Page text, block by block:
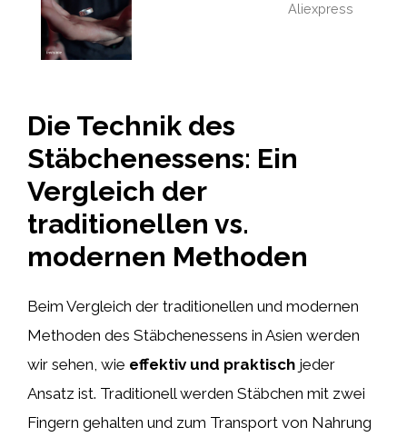
Aliexpress
Die Technik des
Stäbchenessens: Ein
Vergleich der
traditionellen vs.
modernen Methoden
Beim Vergleich der traditionellen und modernen
Methoden des Stäbchenessens in Asien werden
wir sehen, wie effektiv und praktisch jeder
Ansatz ist. Traditionell werden Stäbchen mit zwei
Fingern gehalten und zum Transport von Nahrung